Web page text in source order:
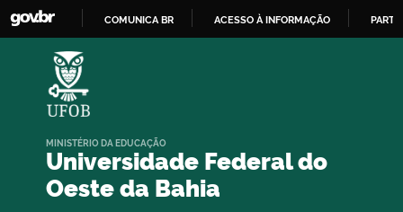
COMUNICA BR ACESSO À INFORMAÇÃO
Universidade Federal do
Oeste da Bahia
MINISTÉRIO DA EDUCAÇÃO